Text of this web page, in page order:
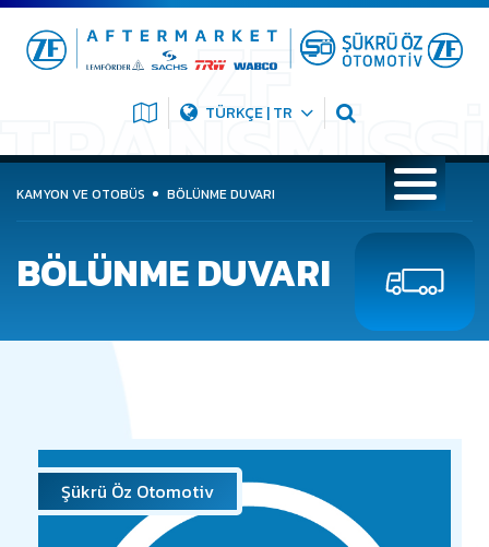
TÜRKÇE | TR
KAMYON VE OTOBÜS BÖLÜNME DUVARI
BÖLÜNME DUVARI
Şükrü Öz Otomotiv